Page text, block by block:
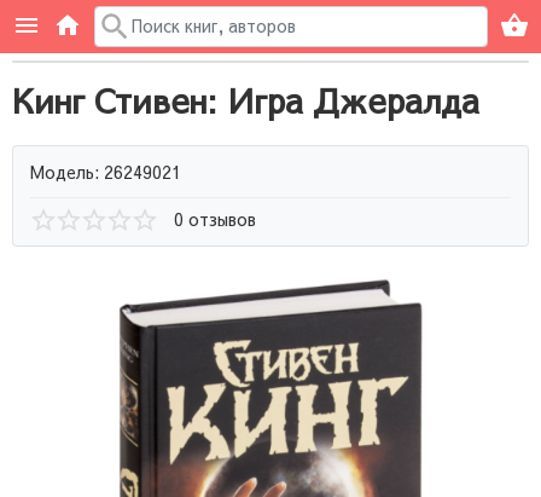
Кинг Стивен: Игра Джералда
Модель: 26249021
0 отзывов